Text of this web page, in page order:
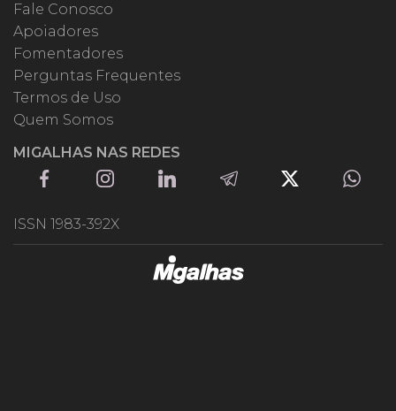
Fale Conosco
Apoiadores
Fomentadores
Perguntas Frequentes
Termos de Uso
Quem Somos
MIGALHAS NAS REDES
ISSN 1983-392X